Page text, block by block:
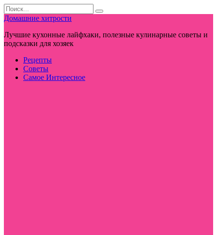
Перейти
к
контенту
Search
for:
Домашние хитрости
Лучшие кухонные лайфхаки, полезные кулинарные советы и
подсказки для хозяек
Рецепты
Советы
Самое Интересное